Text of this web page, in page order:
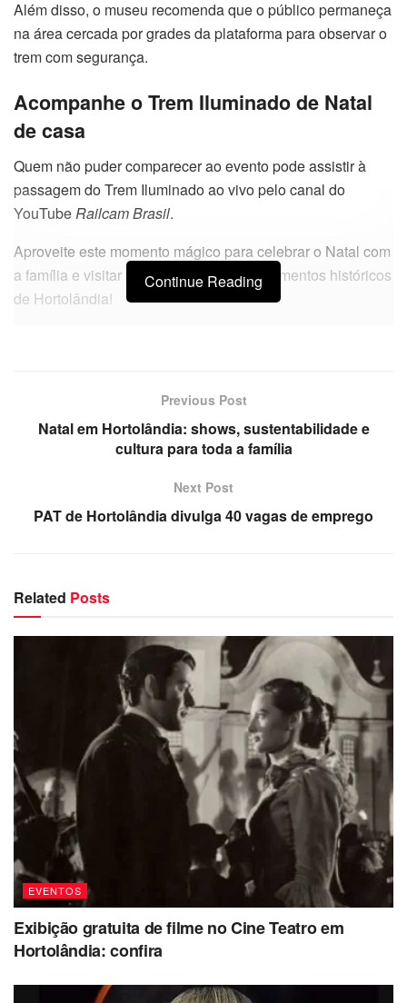
Além disso, o museu recomenda que o público permaneça
na área cercada por grades da plataforma para observar o
trem com segurança.
Acompanhe o Trem Iluminado de Natal
de casa
Quem não puder comparecer ao evento pode assistir à
passagem do Trem Iluminado ao vivo pelo canal do
YouTubeRailcam Brasil.
Aproveite este momento mágico para celebrar o Natal com
a família e visitar um dos principais monumentos históricos
de Hortolândia!
Continue Reading
Previous Post
Natal em Hortolândia: shows, sustentabilidade e
cultura para toda a família
Next Post
PAT de Hortolândia divulga 40 vagas de emprego
Related Posts
EVENTOS
Exibição gratuita de filme no Cine Teatro em
Hortolândia: confira